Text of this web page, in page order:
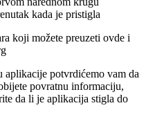
kada je pristigla
koji možete preuzeti ovde i
aplikacije potvrdićemo vam da
povratnu informaciju,
da li je aplikacija stigla do